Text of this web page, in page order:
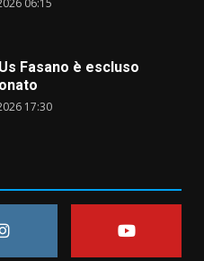
Fasano è escluso
17:30
azione nelle